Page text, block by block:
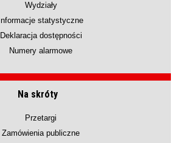
Wydziały
Informacje statystyczne
Deklaracja dostępności
Numery alarmowe
Na skróty
Przetargi
Zamówienia publiczne